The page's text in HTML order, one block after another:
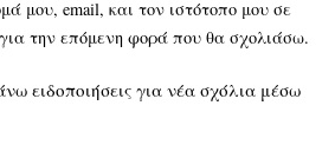
μου, email, και τον ιστότοπο μου σε
την επόμενη φορά που θα σχολιάσω.
ειδοποιήσεις για νέα σχόλια μέσω